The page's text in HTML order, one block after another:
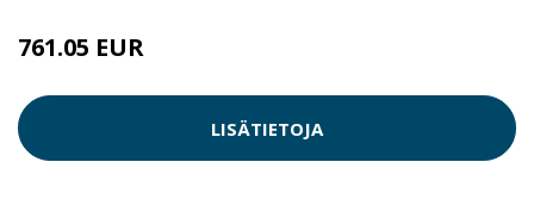
761.05 EUR
LISÄTIETOJA